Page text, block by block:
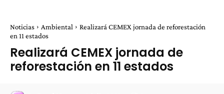
Noticias Ambiental
Realizará CEMEX jornada de reforestación
en 11 estados
Realizará CEMEX jornada de
reforestación en 11 estados